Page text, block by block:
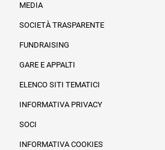
MEDIA
SOCIETÀ TRASPARENTE
FUNDRAISING
GARE E APPALTI
ELENCO SITI TEMATICI
INFORMATIVA PRIVACY
SOCI
INFORMATIVA COOKIES